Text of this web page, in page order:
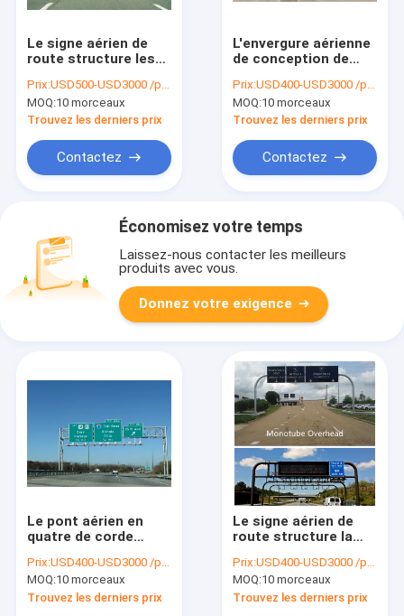
Le signe aérien de
route structure les
fabricants en porte-
à-faux de soutien
Prix:USD500-USD3000 /piece
MOQ:10 morceaux
Trouvez les derniers prix
Contactez
L'envergure aérienne
de conception de
papillon 12 pieds a
galvanisé la
puissance Polonais
Prix:USD400-USD3000 /piece
MOQ:10 morceaux
Trouvez les derniers prix
Contactez
Économisez votre temps
Laissez-nous contacter les meilleurs
produits avec vous.
Donnez votre exigence
Le pont aérien en
quatre de corde
galvanisé les
courriers en acier de
lampe 3m
Prix:USD400-USD3000 /piece
MOQ:10 morceaux
Trouvez les derniers prix
Le signe aérien de
route structure la
galvanisée Rod Full
Span Sign Bridge
d'immersion chaude
Prix:USD400-USD3000 /piece
MOQ:10 morceaux
Trouvez les derniers prix